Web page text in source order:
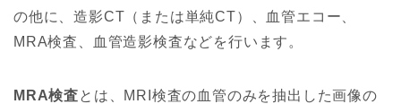
の他に、造影CT（または単純CT）、血管エコー、
MRA検査、血管造影検査などを行います。
MRA検査とは、MRI検査の血管のみを抽出した画像の